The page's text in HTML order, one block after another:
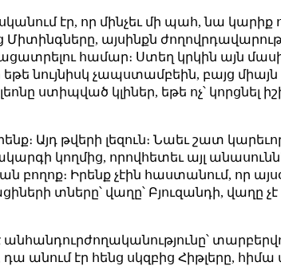
էր, որ մինչեւ մի պահ, նա
այսինքն
համար։ Ստեղ կրկին այն
նույնիսկ չապստամբեին, բայց
ստիպված կլիներ, եթե ոչ՝ կորցնել
Այդ թվերի լեզուն։ Նաեւ շատ
կողմից, որովհետեւ այլ
բողոք։ Իրենք չէին հաստանում, որ
տները՝ վաղը՝ Բյուզանդի, վաղը չէ
անում էր հենց սկզբից Հիթլերը, հիմա